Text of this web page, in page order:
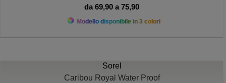
da 69,90 a 75,90
Modello disponibile in 3 colori
Sorel
Caribou Royal Water Proof